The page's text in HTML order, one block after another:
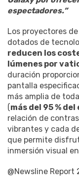
espectadores.”
Los proyectores
dotados de
reducen los
lúmenes por
duración
pantalla
más amplia de
(más del 95 %
relación de
vibrantes y cada
que permite
inmersión visual
@Newsline Report